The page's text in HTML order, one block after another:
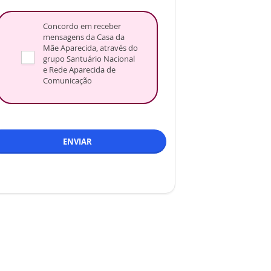
Concordo em receber
mensagens da Casa da
Mãe Aparecida, através do
grupo Santuário Nacional
e Rede Aparecida de
Comunicação
ENVIAR